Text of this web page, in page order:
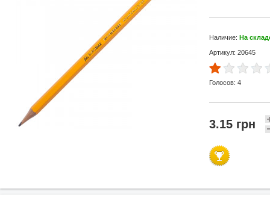
Наличие: На
Артикул: 20645
Голосов: 4
3.15 грн